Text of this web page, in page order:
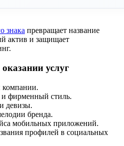
знака превращает название
актив и защищает
услуг
компании.
и фирменный стиль.
девизы.
бренда.
мобильных приложений.
профилей в социальных